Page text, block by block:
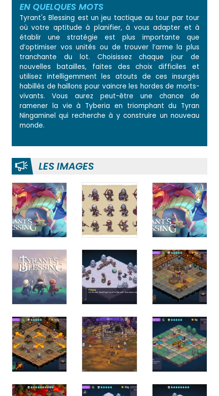
EN QUELQUES MOTS
Tyrant's Blessing est un jeu tactique au tour par tour
où votre aptitude à planifier, à vous adapter et à
établir une stratégie est plus importante que
d’optimiser vos unités ou de trouver l’arme la plus
tranchante du lot. Choisissez chaque jour de
nouvelles batailles, faites des choix difficiles et
utilisez intelligemment les atouts de ces insurgés
habillés de haillons pour vaincre les hordes de morts-
vivants. Vous aurez peut-être une chance de
ramener la vie à Tyberia en triomphant du Tyran
Ningaminel qui recherche à y construire un nouveau
monde.
LES IMAGES